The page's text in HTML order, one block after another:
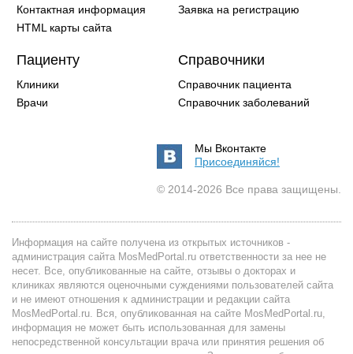
Контактная информация
HTML карты сайта
Заявка на регистрацию
Пациенту
Клиники
Врачи
Справочники
Справочник пациента
Справочник заболеваний
Мы Вконтакте
Присоединяйся!
© 2014-2026 Все права защищены.
Информация на сайте получена из открытых источников -
администрация сайта MosMedPortal.ru ответственности за нее не
несет. Все, опубликованные на сайте, отзывы о докторах и
клиниках являются оценочными суждениями пользователей сайта
и не имеют отношения к администрации и редакции сайта
MosMedPortal.ru. Вся, опубликованная на сайте MosMedPortal.ru,
информация не может быть использованная для замены
непосредственной консультации врача или принятия решения об